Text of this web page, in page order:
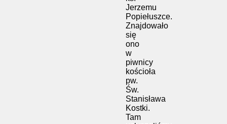
Jerzemu
Popiełuszce.
Znajdowało
się
ono
w
piwnicy
kościoła
pw.
Św.
Stanisława
Kostki.
Tam